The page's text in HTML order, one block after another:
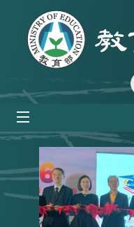
跳到主要內容區塊
:::